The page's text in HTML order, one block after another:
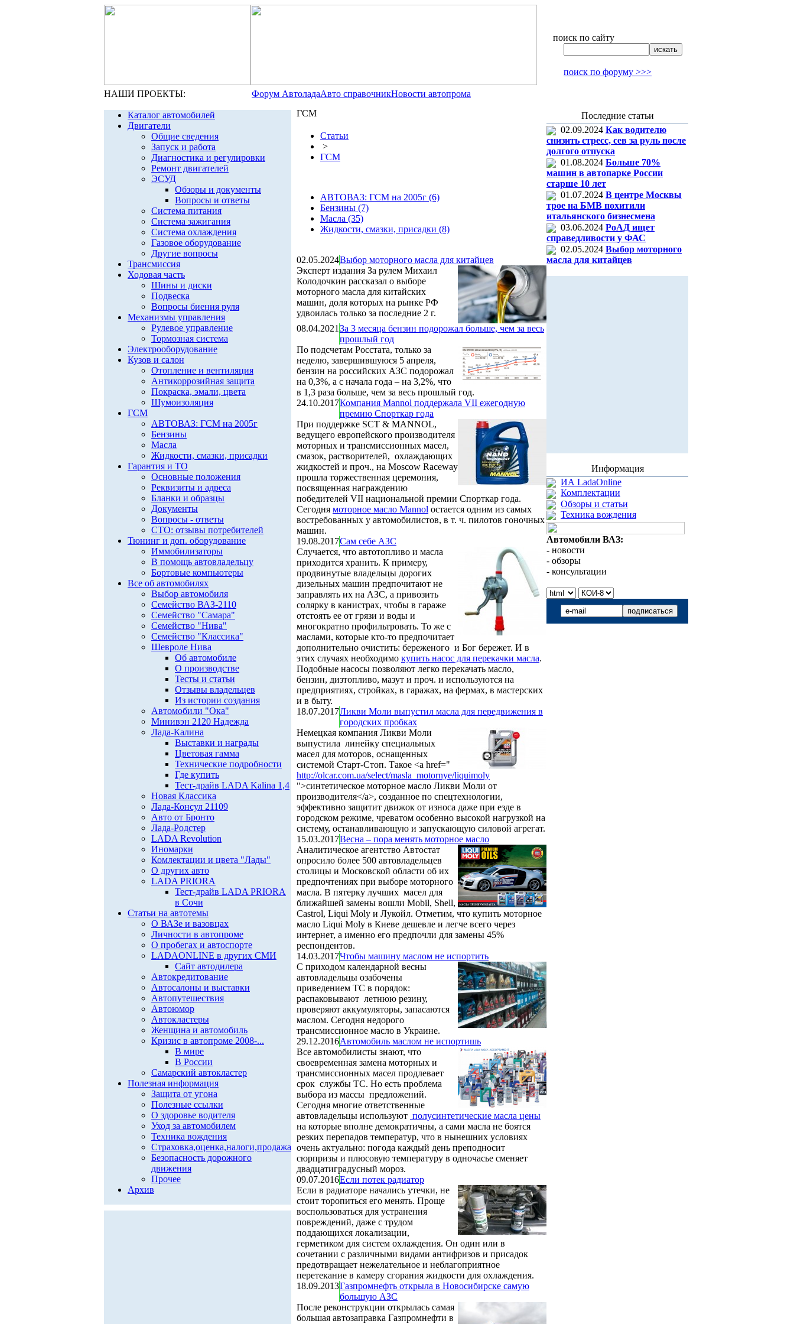
поиск по сайту
поиск по форуму >>>
НАШИ ПРОЕКТЫ: Форум АвтоладаАвто справочникНовости автопрома
Каталог автомобилей
Двигатели
Общие сведения
Запуск и работа
Диагностика и регулировки
Ремонт двигателей
ЭСУД
Обзоры и документы
Вопросы и ответы
Система питания
Система зажигания
Система охлаждения
Газовое оборудование
Другие вопросы
Трансмиссия
Ходовая часть
Шины и диски
Подвеска
Вопросы биения руля
Механизмы управления
Рулевое управление
Тормозная система
Электрооборудование
Кузов и салон
Отопление и вентиляция
Антикоррозийная защита
Покраска, эмали, цвета
Шумоизоляция
ГСМ
АВТОВАЗ: ГСМ на 2005г
Бензины
Масла
Жидкости, смазки, присадки
Гарантия и ТО
Основные положения
Реквизиты и адреса
Бланки и образцы
Документы
Вопросы - ответы
СТО: отзывы потребителей
Тюнинг и доп. оборудование
Иммобилизаторы
В помощь автовладельцу
Бортовые компьютеры
Все об автомобилях
Выбор автомобиля
Семейство ВАЗ-2110
Семейство "Самара"
Семейство "Нива"
Семейство "Классика"
Шевроле Нива
Об автомобиле
О производстве
Тесты и статьи
Отзывы владельцев
Из истории создания
Автомобили "Ока"
Минивэн 2120 Надежда
Лада-Калина
Выставки и награды
Цветовая гамма
Технические подробности
Где купить
Тест-драйв LADA Kalina 1,4
Новая Классика
Лада-Консул 21109
Авто от Бронто
Лада-Родстер
LADA Revolution
Иномарки
Комлектации и цвета "Лады"
О других авто
LADA PRIORA
Тест-драйв LADA PRIORA
в Сочи
Статьи на автотемы
О ВАЗе и вазовцах
Личности в автопроме
О пробегах и автоспорте
LADAONLINE в других СМИ
Сайт автодилера
Автокредитование
Автосалоны и выставки
Автопутешествия
Автоюмор
Автокластеры
Женщина и автомобиль
Кризис в автопроме 2008-...
В мире
В России
Самарский автокластер
Полезная информация
Защита от угона
Полезные ссылки
О здоровье водителя
Уход за автомобилем
Техника вождения
Страховка,оценка,налоги,продажа
Безопасность дорожного
движения
Прочее
Архив
ГСМ
Статьи
>
ГСМ
АВТОВАЗ: ГСМ на 2005г (6)
Бензины (7)
Масла (35)
Жидкости, смазки, присадки (8)
02.05.2024Выбор моторного масла для китайцев
Эксперт издания За рулем Михаил
Колодочкин рассказал о выборе
моторного масла для китайских
машин, доля которых на рынке РФ
удвоилась только за последние 2 г.
08.04.2021 За 3 месяца бензин подорожал больше, чем за весь
прошлый год
По подсчетам Росстата, только за
неделю, завершившуюся 5 апреля,
бензин на российских АЗС подорожал
на 0,3%, а с начала года – на 3,2%, что
в 1,3 раза больше, чем за весь прошлый год.
24.10.2017Компания Mannol поддержала VII ежегодную
премию Спорткар года
При поддержке SCT & MANNOL,
ведущего европейского производителя
моторных и трансмиссионных масел,
смазок, растворителей, охлаждающих
жидкостей и проч., на Moscow Raceway
прошла торжественная церемония,
посвященная награждению
победителей VII национальной премии Спорткар года.
Сегодня моторное масло Mannol остается одним из самых
востребованных у автомобилистов, в т. ч. пилотов гоночных
машин.
19.08.2017Сам себе АЗС
Случается, что автотопливо и масла
приходится хранить. К примеру,
продвинутые владельцы дорогих
дизельных машин предпочитают не
заправлять их на АЗС, а привозить
солярку в канистрах, чтобы в гараже
отстоять ее от грязи и воды и
многократно профильтровать. То же с
маслами, которые кто-то предпочитает
дополнительно очистить: береженого и Бог бережет. И в
этих случаях необходимо купить насос для перекачки масла.
Подобные насосы позволяют легко перекачать масло,
бензин, дизтопливо, мазут и проч. и используются на
предприятиях, стройках, в гаражах, на фермах, в мастерских
и в быту.
18.07.2017Ликви Моли выпустил масла для передвижения в
городских пробках
Немецкая компания Ликви Моли
выпустила линейку специальных
масел для моторов, оснащенных
системой Старт-Стоп. Такое <a href="
http://olcar.com.ua/select/masla_motornye/liquimoly
">синтетическое моторное масло Ликви Моли от
производителя</a>, созданное по спецтехнологии,
эффективно защитит движок от износа даже при езде в
городском режиме, чреватом особенно высокой нагрузкой на
систему, останавливающую и запускающую силовой агрегат.
15.03.2017Весна – пора менять моторное масло
Аналитическое агентство Автостат
опросило более 500 автовладельцев
столицы и Московской области об их
предпочтениях при выборе моторного
масла. В пятерку лучших масел для
ближайшей замены вошли Mobil, Shell,
Castrol, Liqui Moly и Лукойл. Отметим, что купить моторное
масло Liqui Moly в Киеве дешевле и легче всего через
интернет, а именно его предпочли для замены 45%
респондентов.
14.03.2017Чтобы машину маслом не испортить
С приходом календарной весны
автовладельцы озабочены
приведением ТС в порядок:
распаковывают летнюю резину,
проверяют аккумуляторы, запасаются
маслом. Сегодня недорого
трансмиссионное масло в Украине.
29.12.2016Автомобиль маслом не испортишь
Все автомобилисты знают, что
своевременная замена моторных и
трансмиссионных масел продлевает
срок службы ТС. Но есть проблема
выбора из массы предложений.
Сегодня многие ответственные
автовладельцы используют полусинтетические масла цены
на которые вполне демократичны, а сами масла не боятся
резких перепадов температур, что в нынешних условиях
очень актуально: погода каждый день преподносит
сюрпризы и плюсовую температуру в одночасье сменяет
двадцатиградусный мороз.
09.07.2016Если потек радиатор
Если в радиаторе начались утечки, не
стоит торопиться его менять. Проще
воспользоваться для устранения
повреждений, даже с трудом
поддающихся локализации,
герметиком для систем охлаждения. Он один или в
сочетании с различными видами антифризов и присадок
предотвращает нежелательное и неблагоприятное
перетекание в камеру сгорания жидкости для охлаждения.
18.09.2013Газпромнефть открыла в Новосибирске самую
большую АЗС
После реконструкции открылась самая
большая автозаправка Газпромнефти в
Последние статьи
02.09.2024 Как водителю
снизить стресс, сев за руль после
долгого отпуска
01.08.2024 Больше 70%
машин в автопарке России
старше 10 лет
01.07.2024 В центре Москвы
трое на БМВ похитили
итальянского бизнесмена
03.06.2024 РоАД ищет
справедливости у ФАС
02.05.2024 Выбор моторного
масла для китайцев
Информация
ИА LadaOnline
Комплектации
Обзоры и статьи
Техника вождения
Автомобили ВАЗ:
- новости
- обзоры
- консультации